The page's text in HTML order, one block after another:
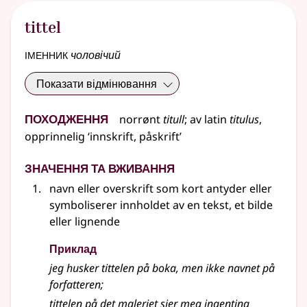
tittel
іменник чоловічий
Показати відмінювання
Походження norrønttitull; av latin titulus,
opprinnelig ‘innskrift, påskrift’
Значення та вживання
navn elleroverskrift som kort antydereller
symboliserer innholdet av en tekst, et bilde
eller lignende
Приклад
jeg huskertittelenpå boka, men ikke navnet på
forfatteren;
tittelenpå det maleriet sier meg ingenting